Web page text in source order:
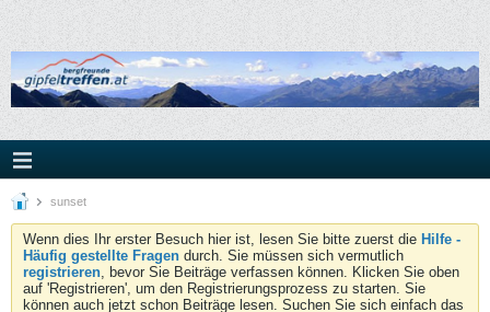
sunset
Wenn dies Ihr erster Besuch hier ist, lesen Sie bitte zuerst die Hilfe -
Häufig gestellte Fragen durch. Sie müssen sich vermutlich
registrieren, bevor Sie Beiträge verfassen können. Klicken Sie oben
auf 'Registrieren', um den Registrierungsprozess zu starten. Sie
können auch jetzt schon Beiträge lesen. Suchen Sie sich einfach das